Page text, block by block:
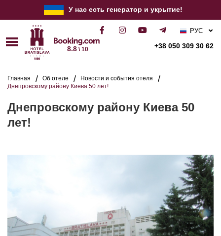
У нас есть генератор и укрытие!
8.8\ 10 +38 050 309 30 62
РУС
УКР
Главная Об отеле
Новости и события отеля
Днепровскому району Киева 50 лет!
Днепровскому району Киева 50
лет!